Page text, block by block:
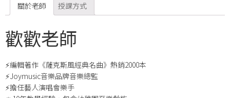
關於老師 授課方式
歡歡老師
⚡編輯著作《薩克斯風經典名曲》熱銷2000本
⚡Joymusic音樂品牌音樂總監
⚡擔任藝人演唱會樂手